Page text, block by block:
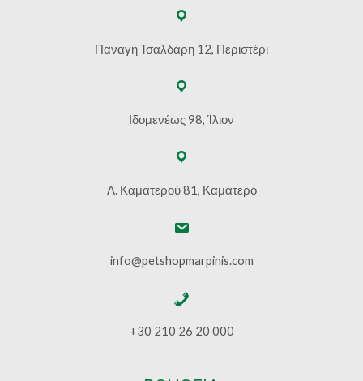
Παναγή Τσαλδάρη 12, Περιστέρι
Ιδομενέως 98, Ίλιον
Λ. Καματερού 81, Καματερό
info@petshopmarpinis.com
+30 210 26 20 000